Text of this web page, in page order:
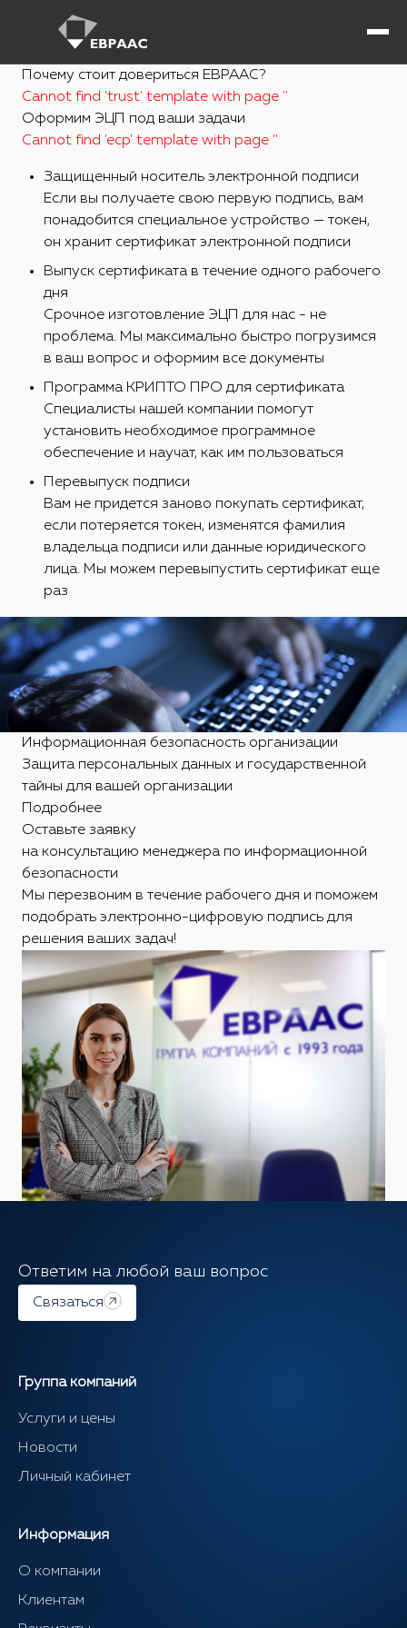
Почему стоит довериться ЕВРААС?
Cannot find 'trust' template with page ''
Оформим ЭЦП под ваши задачи
Cannot find 'ecp' template with page ''
Защищенный носитель электронной подписи
Если вы получаете свою первую подпись, вам
понадобится специальное устройство — токен,
он хранит сертификат электронной подписи
Выпуск сертификата в течение одного рабочего
дня
Срочное изготовление ЭЦП для нас - не
проблема. Мы максимально быстро погрузимся
в ваш вопрос и оформим все документы
Программа КРИПТО ПРО для сертификата
Специалисты нашей компании помогут
установить необходимое программное
обеспечение и научат, как им пользоваться
Перевыпуск подписи
Вам не придется заново покупать сертификат,
если потеряется токен, изменятся фамилия
владельца подписи или данные юридического
лица. Мы можем перевыпустить сертификат еще
раз
Информационная безопасность организации
Защита персональных данных и государственной
тайны для вашей организации
Подробнее
Оставьте заявку
на консультацию менеджера по информационной
безопасности
Мы перезвоним в течение рабочего дня и поможем
подобрать электронно-цифровую подпись для
решения ваших задач!
Ответим на любой ваш вопрос
Связаться
Группа компаний
Услуги и цены
Новости
Личный кабинет
Информация
О компании
Клиентам